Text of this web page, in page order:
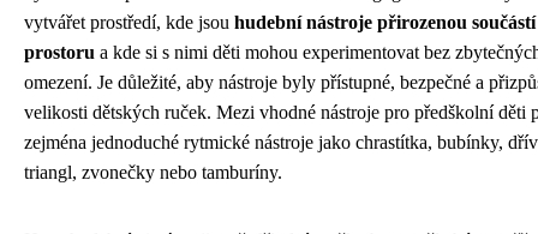
vytvářet prostředí, kde jsou hudební nástroje přirozenou
prostoru a kde si s nimi děti mohou experimentovat bez
omezení. Je důležité, aby nástroje byly přístupné, bezpečné a
velikosti dětských ruček. Mezi vhodné nástroje pro předškolní děti
zejména jednoduché rytmické nástroje jako chrastítka, bubínky,
triangl, zvonečky nebo tamburíny.